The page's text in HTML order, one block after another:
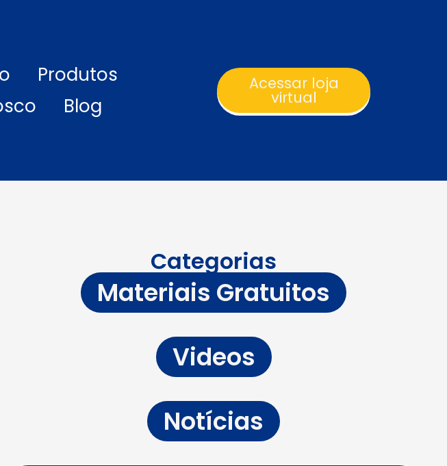
Produtos
Blog
Acessar loja
virtual
Categorias
Materiais Gratuitos
Videos
Notícias